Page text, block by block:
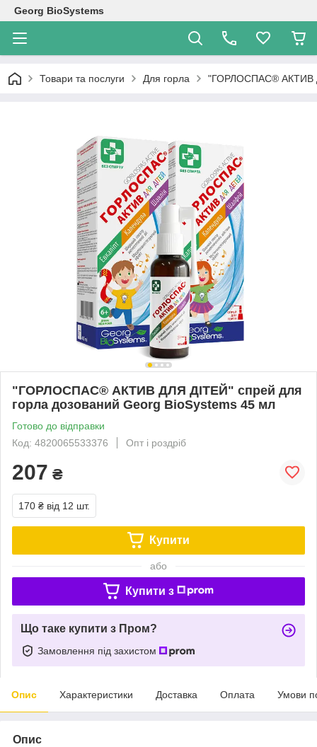
Georg BioSystems
Товари та послуги Для горла "ГОРЛОСПАС® АКТИВ
"ГОРЛОСПАС® АКТИВ ДЛЯ ДІТЕЙ" спрей для
горла дозований Georg BioSystems 45 мл
Готово до відправки
Код: 4820065533376
Опт і роздріб
207 ₴
170 ₴ від 12 шт.
Купити
або
Купити з
Що таке купити з Пром?
Замовлення під захистом
Опис Характеристики Доставка Оплата Умови
Опис